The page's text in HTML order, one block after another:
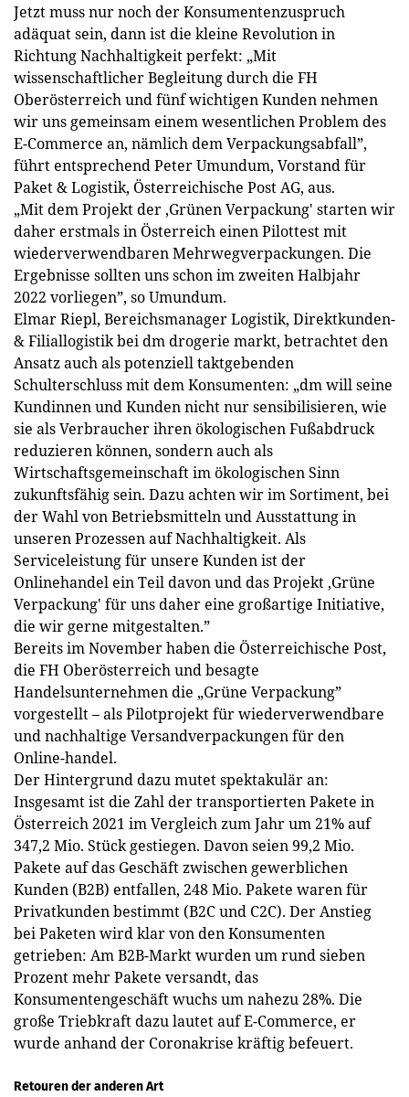
Jetzt muss nur noch der Konsumentenzuspruch
adäquat sein, dann ist die kleine Revolution in
Richtung Nachhaltigkeit perfekt: „Mit
wissenschaftlicher Begleitung durch die FH
Oberösterreich und fünf wichtigen Kunden nehmen
wir uns gemeinsam einem wesentlichen Problem des
E-Commerce an, nämlich dem Verpackungsabfall”,
führt entsprechend Peter Umundum, Vorstand für
Paket & Logistik, Österreichische Post AG, aus.
„Mit dem Projekt der ‚Grünen Verpackung' starten wir
daher erstmals in Österreich einen Pilottest mit
wiederverwendbaren Mehrwegverpackungen. Die
Ergebnisse sollten uns schon im zweiten Halbjahr
2022 vorliegen”, so Umundum.
Elmar Riepl, Bereichsmanager Logistik, Direktkunden-
& Filiallogistik bei dm drogerie markt, betrachtet den
Ansatz auch als potenziell taktgebenden
Schulterschluss mit dem Konsumenten: „dm will seine
Kundinnen und Kunden nicht nur sensibilisieren, wie
sie als Verbraucher ihren ökologischen Fußabdruck
reduzieren können, sondern auch als
Wirtschaftsgemeinschaft im ökologischen Sinn
zukunftsfähig sein. Dazu achten wir im Sortiment, bei
der Wahl von Betriebsmitteln und Ausstattung in
unseren Prozessen auf Nachhaltigkeit. Als
Serviceleistung für unsere Kunden ist der
Onlinehandel ein Teil davon und das Projekt ‚Grüne
Verpackung' für uns daher eine großartige Initiative,
die wir gerne mitgestalten.”
Bereits im November haben die Österreichische Post,
die FH Oberösterreich und besagte
Handelsunternehmen die „Grüne Verpackung”
vorgestellt – als Pilotprojekt für wiederverwendbare
und nachhaltige Versandverpackungen für den
Online-handel.
Der Hintergrund dazu mutet spektakulär an:
Insgesamt ist die Zahl der transportierten Pakete in
Österreich 2021 im Vergleich zum Jahr um 21% auf
347,2 Mio. Stück gestiegen. Davon seien 99,2 Mio.
Pakete auf das Geschäft zwischen gewerblichen
Kunden (B2B) entfallen, 248 Mio. Pakete waren für
Privatkunden bestimmt (B2C und C2C). Der Anstieg
bei Paketen wird klar von den Konsumenten
getrieben: Am B2B-Markt wurden um rund sieben
Prozent mehr Pakete versandt, das
Konsumentengeschäft wuchs um nahezu 28%. Die
große Triebkraft dazu lautet auf E-Commerce, er
wurde anhand der Coronakrise kräftig befeuert.
Retouren der anderen Art